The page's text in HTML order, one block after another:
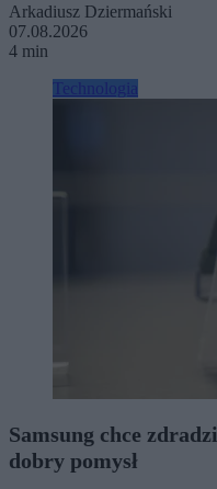
Arkadiusz Dziermański
07.08.2026
4 min
Technologia
Samsung chce
dobry pomysł